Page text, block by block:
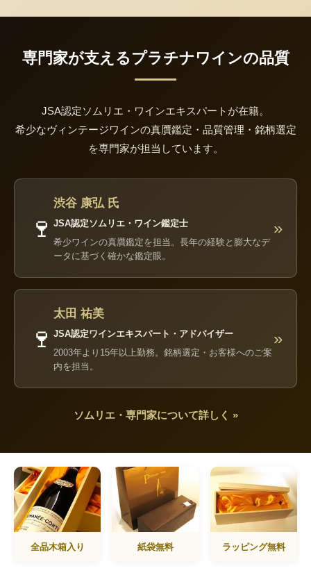
専門家が支えるプラチナワインの品質
JSA認定ソムリエ・ワインエキスパートが在籍。
希少なヴィンテージワインの真贋鑑定・品質管理・銘柄選定
を専門家が担当しています。
🍷
渋谷 康弘 氏
JSA認定ソムリエ・ワイン鑑定士
希少ワインの真贋鑑定を担当。長年の経験と膨大なデ
ータに基づく確かな鑑定眼。
»
🍷
太田 祐美
JSA認定ワインエキスパート・アドバイザー
2003年より15年以上勤務。銘柄選定・お客様へのご案
内を担当。
»
ソムリエ・専門家について詳しく »
全品木箱入り 紙袋無料 ラッピング無料